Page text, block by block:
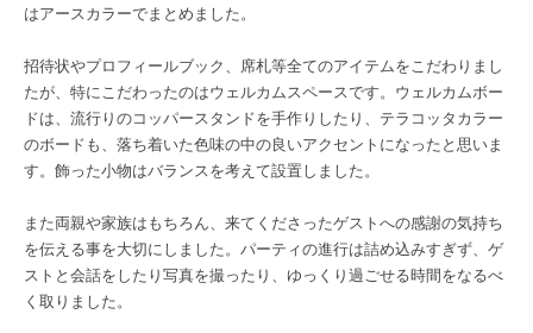
はアースカラーでまとめました。
招待状やプロフィールブック、席札等全てのアイテムをこだわりまし
たが、特にこだわったのはウェルカムスペースです。ウェルカムボー
ドは、流行りのコッパースタンドを手作りしたり、テラコッタカラー
のボードも、落ち着いた色味の中の良いアクセントになったと思いま
す。飾った小物はバランスを考えて設置しました。
また両親や家族はもちろん、来てくださったゲストへの感謝の気持ち
を伝える事を大切にしました。パーティの進行は詰め込みすぎず、ゲ
ストと会話をしたり写真を撮ったり、ゆっくり過ごせる時間をなるべ
く取りました。